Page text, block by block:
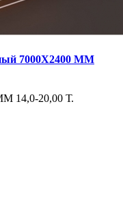
7000Х2400 ММ
14,0-20,00 Т.